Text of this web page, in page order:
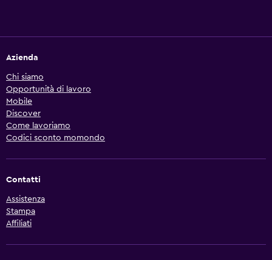
Azienda
Chi siamo
Opportunità di lavoro
Mobile
Discover
Come lavoriamo
Codici sconto momondo
Contatti
Assistenza
Stampa
Affiliati